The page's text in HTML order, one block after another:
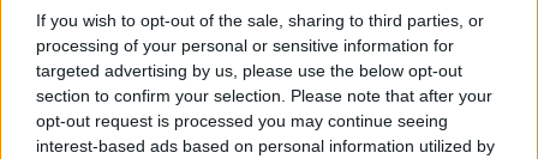
If you wish to opt-out of the sale, sharing to third parties, or
processing of your personal or sensitive information for
targeted advertising by us, please use the below opt-out
section to confirm your selection. Please note that after your
opt-out request is processed you may continue seeing
interest-based ads based on personal information utilized by
„Aki Majakkal foglalkozik, az soha
semmiben nem lehet biztos”
PergerA•2017. december 18.